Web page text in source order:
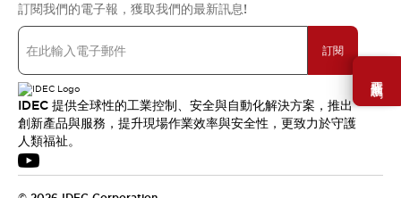
需要幫助嗎？
訂閱我們的電子報，獲取我們的最新訊息!
訂閱
IDEC 提供全球性的工業控制、安全與自動化解決方案，推出
創新產品與服務，提升現場作業效率與安全性，更致力於守護
人類福祉。